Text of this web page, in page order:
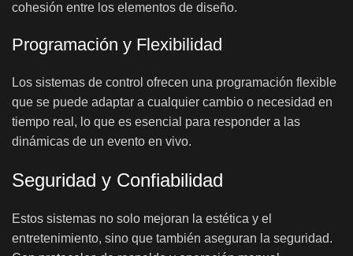
cohesión entre los elementos de diseño.
Programación y Flexibilidad
Los sistemas de control ofrecen una programación flexible
que se puede adaptar a cualquier cambio o necesidad en
tiempo real, lo que es esencial para responder a las
dinámicas de un evento en vivo.
Seguridad y Confiabilidad
Estos sistemas no solo mejoran la estética y el
entretenimiento, sino que también aseguran la seguridad.